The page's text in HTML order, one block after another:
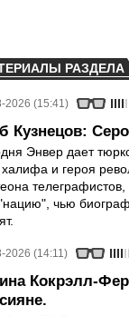
РАЗДЕЛА
2026 (15:41)
Кузнецов:
Энвер дает
халифа и героя
чью
2026 (14:11)
Кокрэлл-